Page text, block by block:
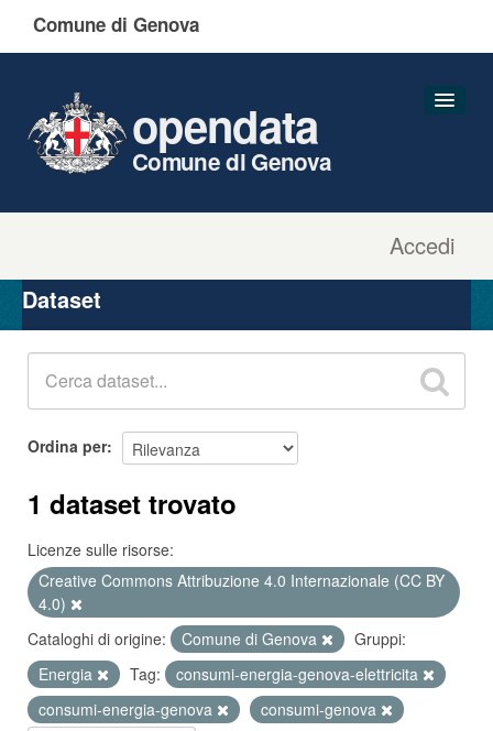
Comune di Genova
Accedi
opendata
Comune di Genova
Organizzazioni
Gruppi
Dataset
Ordina per
1 dataset trovato
Licenze sulle risorse:
Creative Commons Attribuzione 4.0 Internazionale (CC BY
4.0)
Cataloghi di origine:
Comune di Genova
Gruppi:
Energia
Tag:
consumi-energia-genova-elettricita
consumi-energia-genova
consumi-genova